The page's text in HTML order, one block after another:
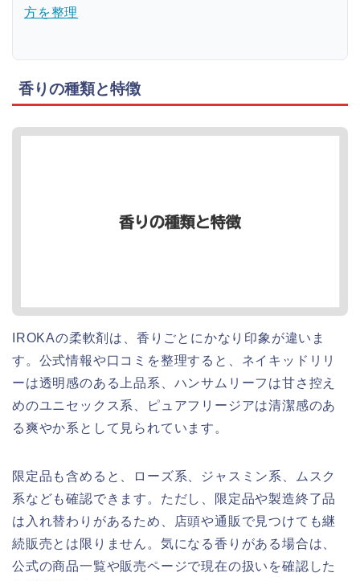
方を整理
香りの種類と特徴
IROKAの柔軟剤は、香りごとにかなり印象が違いま
す。公式情報や口コミを整理すると、ネイキッドリリ
ーは透明感のある上品系、ハンサムリーフは甘さ控え
めのユニセックス系、ピュアフリージアは清潔感のあ
る爽やか系として見られています。
限定品も含めると、ローズ系、ジャスミン系、ムスク
系なども確認できます。ただし、限定品や製造終了品
は入れ替わりがあるため、店頭や通販で見つけても継
続販売とは限りません。気になる香りがある場合は、
公式の商品一覧や販売ページで現在の扱いを確認した